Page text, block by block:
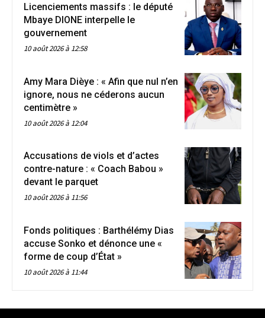
Licenciements massifs : le député
Mbaye DIONE interpelle le
gouvernement
10 août 2026 à 12:58
Amy Mara Dièye : « Afin que nul n’en
ignore, nous ne céderons aucun
centimètre »
10 août 2026 à 12:04
Accusations de viols et d’actes
contre-nature : « Coach Babou »
devant le parquet
10 août 2026 à 11:56
Fonds politiques : Barthélémy Dias
accuse Sonko et dénonce une «
forme de coup d’État »
10 août 2026 à 11:44